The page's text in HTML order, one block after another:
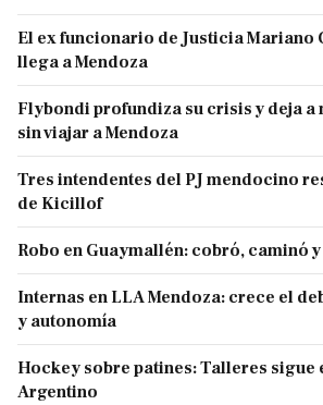
El ex funcionario de Justicia Mariano
llega a Mendoza
Flybondi profundiza su crisis y deja a
sin viajar a Mendoza
Tres intendentes del PJ mendocino
de Kicillof
Robo en Guaymallén: cobró, caminó
Internas en LLA Mendoza: crece el
y autonomía
Hockey sobre patines: Talleres sigue
Argentino